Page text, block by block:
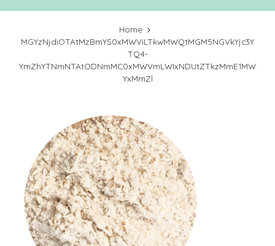
Home
MGYzNjdiOTAtMzBmYS0xMWViLTkwMWQtMGM5NGVkYjc3Y
TQ4-
YmZhYTNmNTAtODNmMC0xMWVmLWIxNDUtZTkzMmE1MW
YxMmZl